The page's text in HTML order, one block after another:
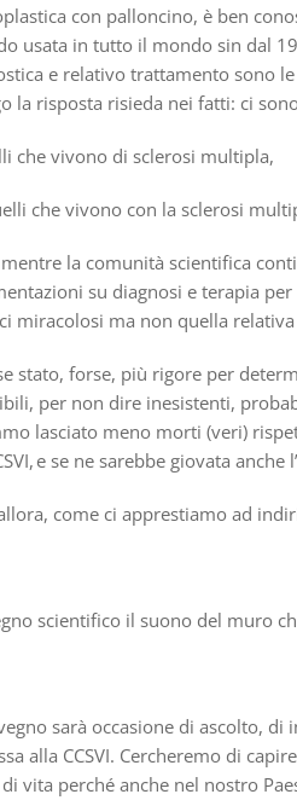
con palloncino, è ben
usata in tutto il mondo sin dal
e relativo trattamento sono
la risposta risieda nei fatti: ci
che vivono di sclerosi multipla,
che vivono con la sclerosi
la comunità scientifica
su diagnosi e terapia
miracolosi ma non quella
stato, forse, più rigore per
per non dire inesistenti,
lasciato meno morti (veri)
e se ne sarebbe giovata
come ci apprestiamo ad
scientifico il suono del muro
sarà occasione di ascolto, di
alla CCSVI. Cercheremo di
vita perché anche nel nostro